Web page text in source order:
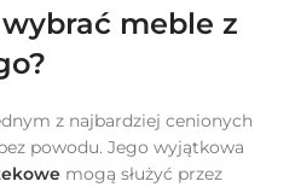
meble z
z najbardziej cenionych
powodu. Jego wyjątkowa
mogą służyć przez